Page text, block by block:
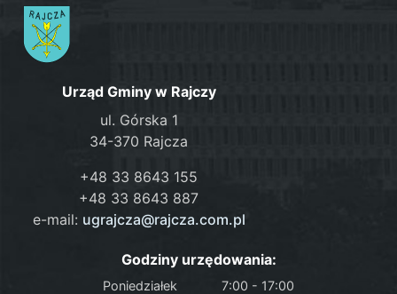
Urząd Gminy w Rajczy
ul. Górska 1
34-370 Rajcza
+48 33 8643 155
+48 33 8643 887
e-mail: ugrajcza@rajcza.com.pl
Godziny urzędowania:
Poniedziałek
7:00 - 17:00